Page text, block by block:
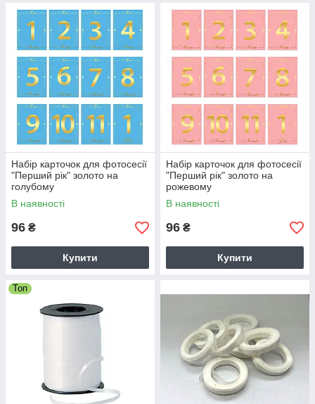
Набір карточок для фотосесії
"Перший рік" золото на
голубому
В наявності
96 ₴
Купити
Набір карточок для фотосесії
"Перший рік" золото на
рожевому
В наявності
96 ₴
Купити
Топ